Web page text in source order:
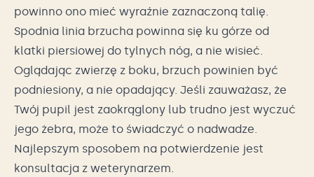
powinno ono mieć wyraźnie zaznaczoną talię.
Spodnia linia brzucha powinna się ku górze od
klatki piersiowej do tylnych nóg, a nie wisieć.
Oglądając zwierzę z boku, brzuch powinien być
podniesiony, a nie opadający. Jeśli zauważasz, że
Twój pupil jest zaokrąglony lub trudno jest wyczuć
jego żebra, może to świadczyć o nadwadze.
Najlepszym sposobem na potwierdzenie jest
konsultacja z weterynarzem.